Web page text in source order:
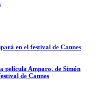
en el festival de Cannes
película Amparo, de Simón
de Cannes